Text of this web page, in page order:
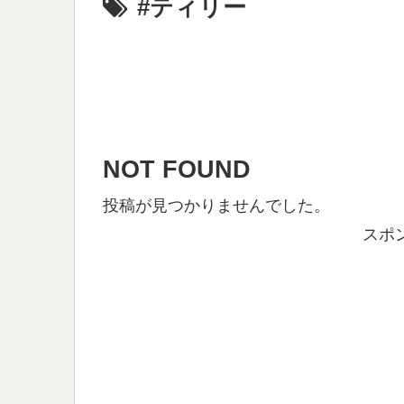
#ティリー
NOT FOUND
投稿が見つかりませんでした。
スポ